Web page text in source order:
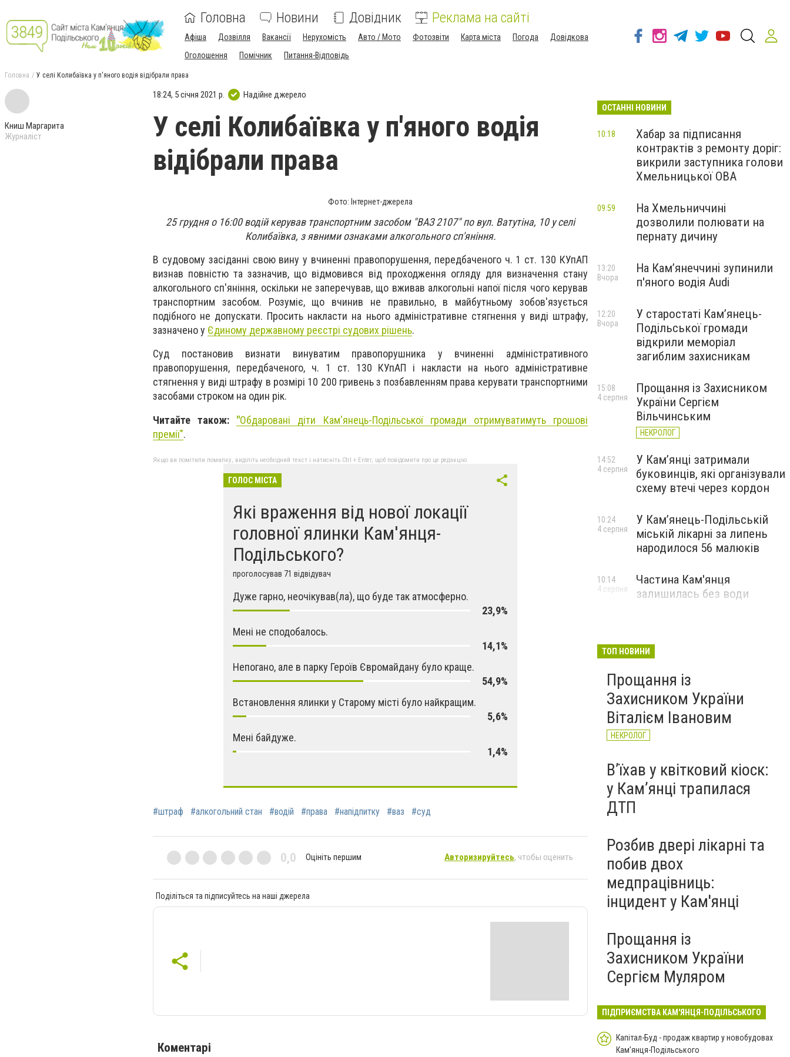
Головна Новини Довідник Реклама на сайті
Афіша Дозвілля Вакансії Нерухомість Авто / Мото Фотозвіти Карта міста Погода
Довідкова
Оголошення
Помічник Питання-Відповідь
Головна У селі Колибаївка у п'яного водія відібрали права
Книш Маргарита
Журналіст
18:24, 5 січня 2021 р. Надійне джерело
У селі Колибаївка у п'яного водія
відібрали права
Фото: Інтернет-джерела
25 грудня о 16:00 водій керував транспортним засобом "ВАЗ 2107" по вул. Ватутіна, 10 у селі
Колибаївка, з явними ознаками алкогольного сп'яніння.
В судовому засіданні свою вину у вчиненні правопорушення, передбаченого ч. 1 ст. 130 КУпАП
визнав повністю та зазначив, що відмовився від проходження огляду для визначення стану
алкогольного сп'яніння, оскільки не заперечував, що вживав алкогольні напої після чого керував
транспортним засобом. Розуміє, що вчинив не правильно, в майбутньому зобов'язується
подібного не допускати. Просить накласти на нього адміністративне стягнення у виді штрафу,
зазначено у Єдиному державному реєстрі судових рішень.
Суд постановив визнати винуватим правопорушника у вчиненні адміністративного
правопорушення, передбаченого, ч. 1 ст. 130 КУпАП і накласти на нього адміністративне
стягнення у виді штрафу в розмірі 10 200 гривень з позбавленням права керувати транспортними
засобами строком на один рік.
Читайте також: "Обдаровані діти Кам'янець-Подільської громади отримуватимуть грошові
премії".
Якщо ви помітили помилку, виділіть необхідний текст і натисніть Ctrl + Enter, щоб повідомити про це редакцію
ГОЛОС МІСТА
Які враження від нової локації
головної ялинки Кам'янця-
Подільського?
проголосував 71 відвідувач
Дуже гарно, неочікував(ла), що буде так атмосферно.
23,9%
Мені не сподобалось.
14,1%
Непогано, але в парку Героїв Євромайдану було краще.
54,9%
Встановлення ялинки у Старому місті було найкращим.
5,6%
Мені байдуже.
1,4%
#штраф #алкогольний стан #водій #права #напідпитку #ваз #суд
0,0 Оцініть першим Авторизируйтесь, чтобы оценить
Поділіться та підписуйтесь на наші джерела
Коментарі
ОСТАННІ НОВИНИ
Хабар за підписання
контрактів з ремонту доріг:
викрили заступника голови
Хмельницької ОВА
10:18
На Хмельниччині
дозволили полювати на
пернату дичину
09:59
На Камʼянеччині зупинили
п'яного водія Audi
13:20
Вчора
У старостаті Кам’янець-
Подільської громади
відкрили меморіал
загиблим захисникам
12:20
Вчора
Прощання із Захисником
України Сергієм
Вільчинським
НЕКРОЛОГ
15:08
4 серпня
У Кам’янці затримали
буковинців, які організували
схему втечі через кордон
14:52
4 серпня
У Кам’янець-Подільській
міській лікарні за липень
народилося 56 малюків
10:24
4 серпня
Частина Кам'янця
залишилась без води
10:14
4 серпня
ТОП НОВИНИ
Прощання із
Захисником України
Віталієм Івановим
НЕКРОЛОГ
Вʼїхав у квітковий кіоск:
у Камʼянці трапилася
ДТП
Розбив двері лікарні та
побив двох
медпрацівниць:
інцидент у Кам'янці
Прощання із
Захисником України
Сергієм Муляром
ПІДПРИЄМСТВА КАМ'ЯНЦЯ-ПОДІЛЬСЬКОГО
Капітал-Буд - продаж квартир у новобудовах
Кам’янця-Подільського